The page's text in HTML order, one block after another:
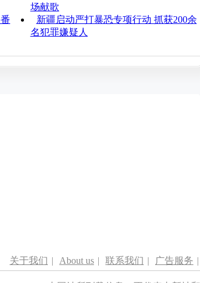
场献歌
新疆启动严打暴恐专项行动 抓获200余
名犯罪嫌疑人
关于我们 | About us | 联系我们 | 广告服务 |